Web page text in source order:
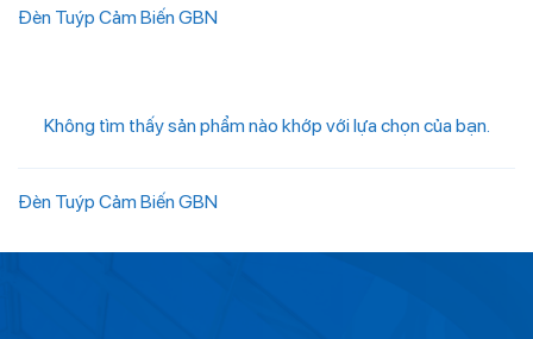
Đèn Tuýp Cảm Biến GBN
Không tìm thấy sản phẩm nào khớp với lựa chọn của bạn.
Đèn Tuýp Cảm Biến GBN